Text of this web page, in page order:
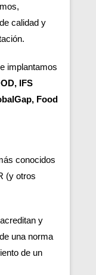
calidad y
implantamos
IFS
Food
conocidos
(y otros
y
una norma
de un